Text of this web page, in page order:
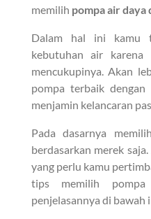
memilih pompa air
Dalam hal ini kamu
kebutuhan air karena
mencukupinya. Akan
pompa terbaik
menjamin kelancaran
Pada dasarnya
berdasarkan merek
yang perlu kamu
tips memilih pompa
penjelasannya di bawah